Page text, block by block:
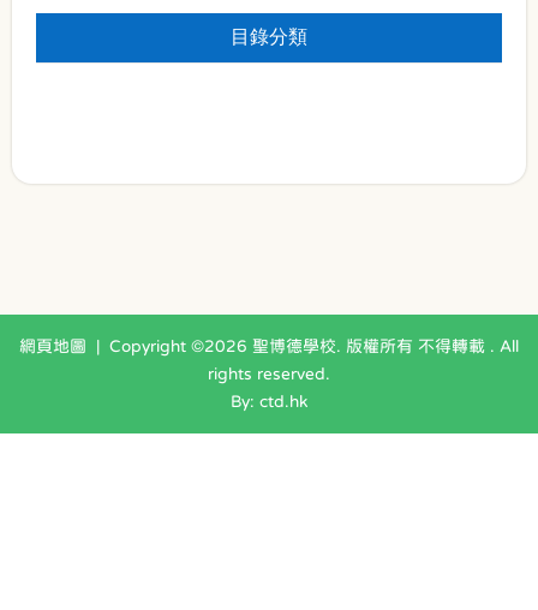
目錄分類
網頁地圖 | Copyright ©2026 聖博德學校. 版權所有 不得轉載 . All
rights reserved.
By: ctd.hk